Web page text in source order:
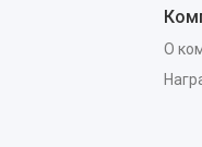
О